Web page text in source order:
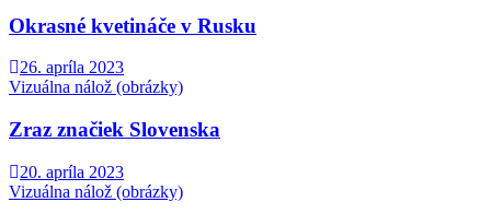
Okrasné kvetináče v Rusku
26. apríla 2023
Vizuálna nálož (obrázky)
Zraz značiek Slovenska
20. apríla 2023
Vizuálna nálož (obrázky)